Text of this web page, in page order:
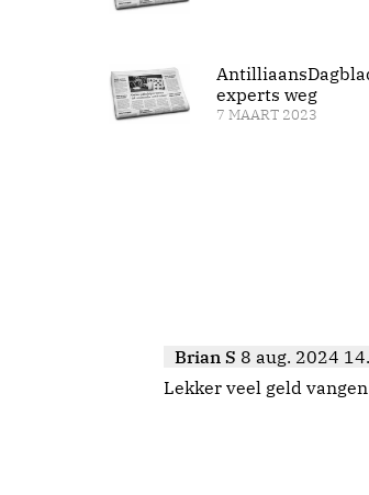
experts weg
7 MAART 2023
Brian S 8 aug. 2024
Lekker veel geld